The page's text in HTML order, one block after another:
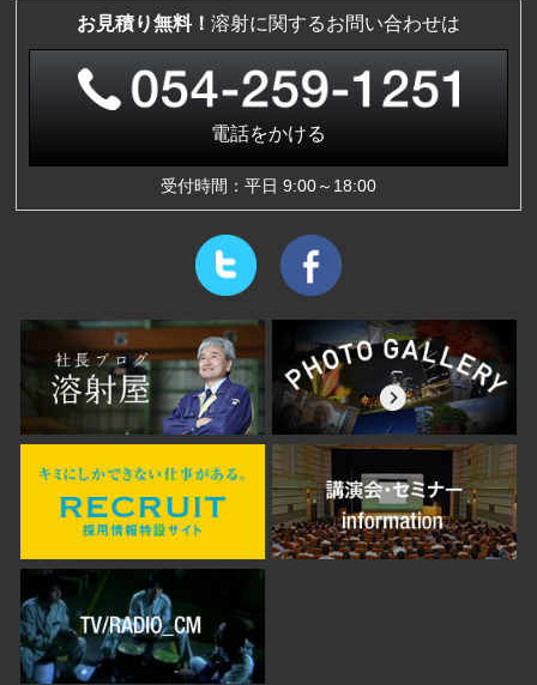
お見積り無料！ 溶射に関するお問い合わせは
電話をかける
受付時間：平日 9:00～18:00